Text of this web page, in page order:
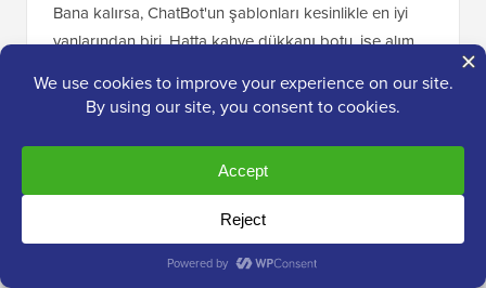
Bana kalırsa, ChatBot'un şablonları kesinlikle en iyi
yanlarından biri. Hatta kahve dükkanı botu, işe alım
şablonları bile var.
ChatBot'un sizi yalnızca web siteleriyle
sınırlamamasına da katılıyorum. Ayrıca bir sanal
asistanı Facebook Messenger veya
eklemenize de olanak tanır.